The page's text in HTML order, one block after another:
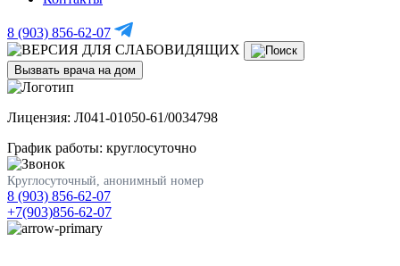
8 (903) 856-62-07
Вызвать врача на дом
Лицензия: Л041-01050-61/0034798
График работы: круглосуточно
Круглосуточный, анонимный номер
8 (903) 856-62-07
+7(903)856-62-07